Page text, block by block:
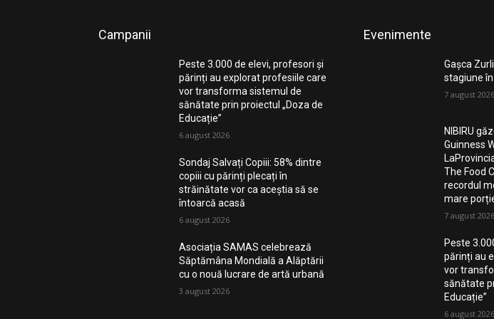
Campanii
Peste 3.000 de elevi, profesori și
părinți au explorat profesiile care
vor transforma sistemul de
sănătate prin proiectul „Doza de
Educație”
6 august 2026
Sondaj Salvați Copiii: 58% dintre
copiii cu părinți plecați în
străinătate vor ca aceștia să se
întoarcă acasă
6 august 2026
Asociația SAMAS celebrează
Săptămâna Mondială a Alăptării
cu o nouă lucrare de artă urbană
3 august 2026
Evenimente
Gașca
stagiune
7 august 2026
NIBIRU
Guinness
The Food
recordul
mare
7 august 2026
Peste
părinți au
vor
sănătate
Educație”
6 august 2026